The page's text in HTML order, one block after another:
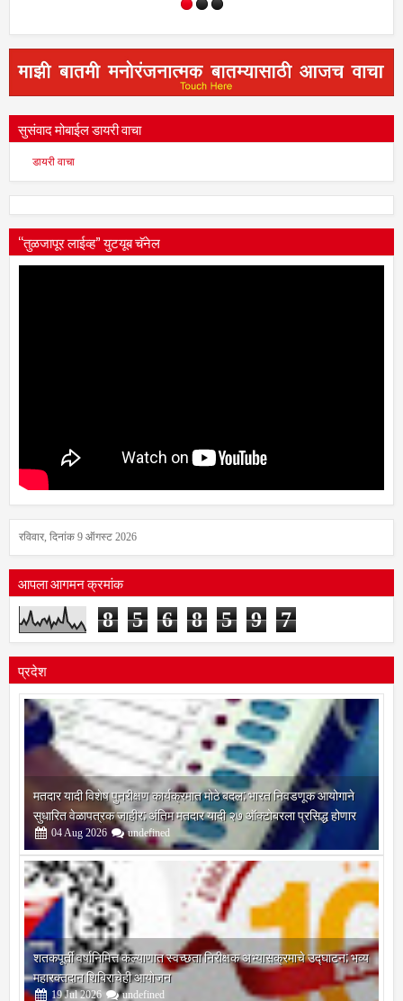
सुसंवाद मोबाईल डायरी वाचा
“तुळजापूर लाईव्ह” युटयूब चॅनेल
आपला आगमन क्रमांक
8 5 6 8 5 9 7
प्रदेश
मतदार यादी विशेष पुनरीक्षण कार्यक्रमात मोठे बदल; भारत निवडणूक आयोगाने
सुधारित वेळापत्रक जाहीर; अंतिम मतदार यादी २७ ऑक्टोबरला प्रसिद्ध होणार
04Aug 2026 undefined
शतकपूर्ती वर्षानिमित्त कल्याणात स्वच्छता निरीक्षक अभ्यासक्रमाचे उद्घाटन; भव्य
महारक्तदान शिबिराचेही आयोजन